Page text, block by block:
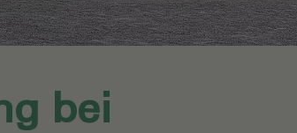
bei